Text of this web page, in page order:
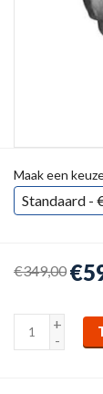
Maak een
€349,00
+
-